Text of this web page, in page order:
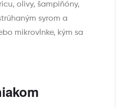
olivy, šampiňóny,
syrom a
mikrovlnke, kým sa